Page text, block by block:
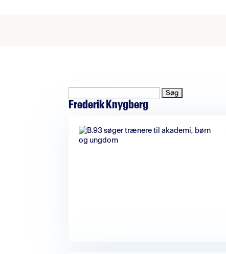
efter:
Frederik Knygberg